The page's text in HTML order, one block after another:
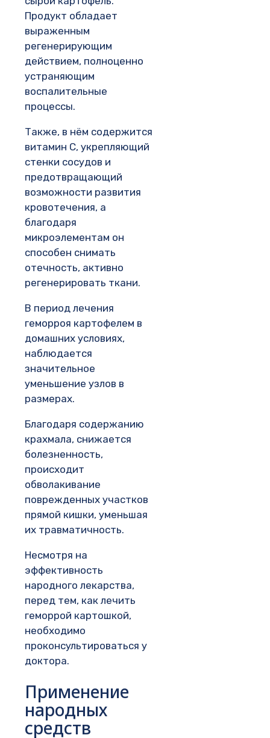
Продукт обладает
выраженным
регенерирующим
действием, полноценно
устраняющим
воспалительные
процессы.
Также, в нём содержится
витамин C, укрепляющий
стенки сосудов и
предотвращающий
возможности развития
кровотечения, а
благодаря
микроэлементам он
способен снимать
отечность, активно
регенерировать ткани.
В период лечения
геморроя картофелем в
домашних условиях,
наблюдается
значительное
уменьшение узлов в
размерах.
Благодаря содержанию
крахмала, снижается
болезненность,
происходит
обволакивание
поврежденных участков
прямой кишки, уменьшая
их травматичность.
Несмотря на
эффективность
народного лекарства,
перед тем, как лечить
геморрой картошкой,
необходимо
проконсультироваться у
доктора.
Применение
народных
средств